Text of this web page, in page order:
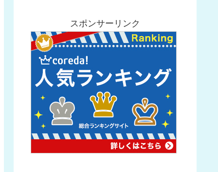
スポンサーリンク